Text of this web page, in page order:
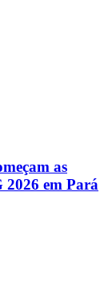
as
2026 em Pará